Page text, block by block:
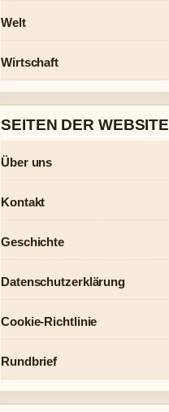
Welt
Wirtschaft
SEITEN DER WEBSITE
Über uns
Kontakt
Geschichte
Datenschutzerklärung
Cookie-Richtlinie
Rundbrief